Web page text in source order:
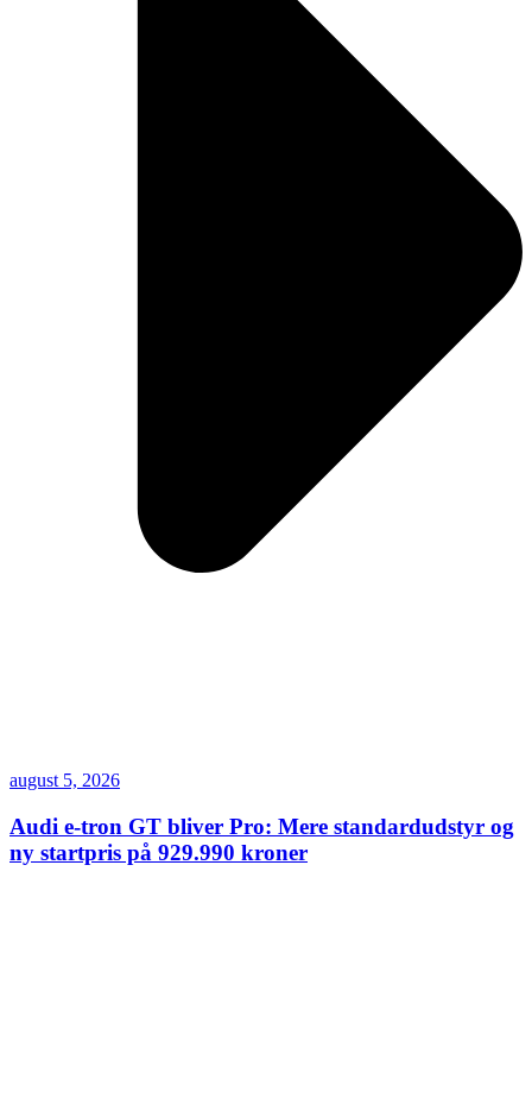
august 5, 2026
Audi e-tron GT bliver Pro: Mere standardudstyr og
ny startpris på 929.990 kroner